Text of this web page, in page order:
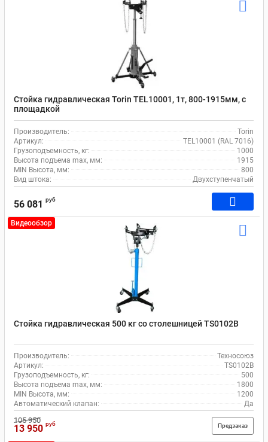
Стойка гидравлическая Torin TEL10001, 1т, 800-1915мм, c
площадкой
Производитель:
Torin
Артикул:
TEL10001 (RAL 7016)
Грузоподъемность, кг:
1000
Высота подъема max, мм:
1915
MIN Высота, мм:
800
Вид штока:
Двухступенчатый
56 081 руб
Видеообзор
Стойка гидравлическая 500 кг со столешницей TS0102B
Производитель:
Техносоюз
Артикул:
TS0102B
Грузоподъемность, кг:
500
Высота подъема max, мм:
1800
MIN Высота, мм:
1200
Автоматический клапан:
Да
105 950
13 950 руб Предзаказ